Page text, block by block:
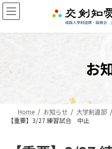
コ
ン
ン
キ
ナ
ビ
ー
に
お
Home お知らせ 大学剣道部
【重要】3/27 練習試合 中止